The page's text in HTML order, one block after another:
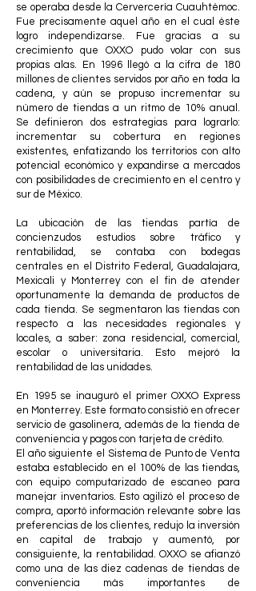
se operaba desde la Cervercería Cuauhtémoc.
Fue precisamente aquel año en el cual éste
logro independizarse. Fue gracias a su
crecimiento que OXXO pudo volar con sus
propias alas. En 1996 llegó a la cifra de 180
millones de clientes servidos por año en toda la
cadena, y aún se propuso incrementar su
número de tiendas a un ritmo de 10% anual.
Se definieron dos estrategias para lograrlo:
incrementar su cobertura en regiones
existentes, enfatizando los territorios con alto
potencial económico y expandirse a mercados
con posibilidades de crecimiento en el centro y
sur de México.
La ubicación de las tiendas partía de
concienzudos estudios sobre tráfico y
rentabilidad, se contaba con bodegas
centrales en el Distrito Federal, Guadalajara,
Mexicali y Monterrey con el fin de atender
oportunamente la demanda de productos de
cada tienda. Se segmentaron las tiendas con
respecto a las necesidades regionales y
locales, a saber: zona residencial, comercial,
escolar o universitaria. Esto mejoró la
rentabilidad de las unidades.
En 1995 se inauguró el primer OXXO Express
en Monterrey. Este formato consistió en ofrecer
servicio de gasolinera, además de la tienda de
conveniencia y pagos con tarjeta de crédito.
El año siguiente el Sistema de Punto de Venta
estaba establecido en el 100% de las tiendas,
con equipo computarizado de escaneo para
manejar inventarios. Esto agilizó el proceso de
compra, aportó información relevante sobre las
preferencias de los clientes, redujo la inversión
en capital de trabajo y aumentó, por
consiguiente, la rentabilidad. OXXO se afianzó
como una de las diez cadenas de tiendas de
conveniencia más importantes de